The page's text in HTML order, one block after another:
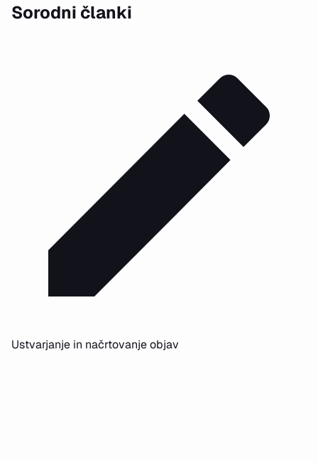
Sorodni članki
Ustvarjanje in načrtovanje objav